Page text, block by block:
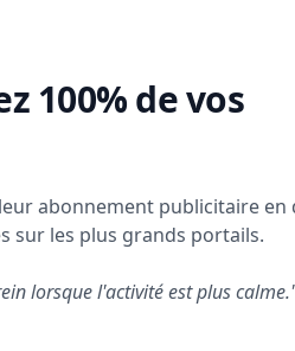
100% de vos
abonnement publicitaire en
sur les plus grands portails.
lorsque l'activité est plus